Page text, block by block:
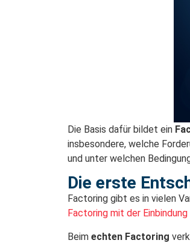
Die Basis dafür bildet ein
insbesondere, welche
und unter welchen
Die erste
Factoring gibt es in vielen
Factoring mit der
Beim echten Factoring